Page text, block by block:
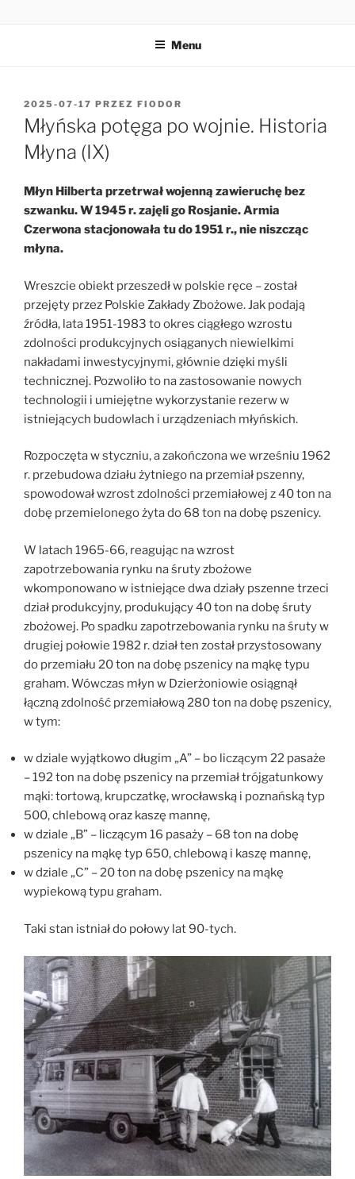
Menu
OPUBLIKOWANE
W
2025-07-17 PRZEZ FIODOR
Młyńska potęga po wojnie. Historia
Młyna (IX)
Młyn Hilberta przetrwał wojenną zawieruchę bez
szwanku. W 1945 r. zajęli go Rosjanie. Armia
Czerwona stacjonowała tu do 1951 r., nie niszcząc
młyna.
Wreszcie obiekt przeszedł w polskie ręce – został
przejęty przez Polskie Zakłady Zbożowe. Jak podają
źródła, lata 1951-1983 to okres ciągłego wzrostu
zdolności produkcyjnych osiąganych niewielkimi
nakładami inwestycyjnymi, głównie dzięki myśli
technicznej. Pozwoliło to na zastosowanie nowych
technologii i umiejętne wykorzystanie rezerw w
istniejących budowlach i urządzeniach młyńskich.
Rozpoczęta w styczniu, a zakończona we wrześniu 1962
r. przebudowa działu żytniego na przemiał pszenny,
spowodował wzrost zdolności przemiałowej z 40 ton na
dobę przemielonego żyta do 68 ton na dobę pszenicy.
W latach 1965-66, reagując na wzrost
zapotrzebowania rynku na śruty zbożowe
wkomponowano w istniejące dwa działy pszenne trzeci
dział produkcyjny, produkujący 40 ton na dobę śruty
zbożowej. Po spadku zapotrzebowania rynku na śruty w
drugiej połowie 1982 r. dział ten został przystosowany
do przemiału 20 ton na dobę pszenicy na mąkę typu
graham. Wówczas młyn w Dzierżoniowie osiągnął
łączną zdolność przemiałową 280 ton na dobę pszenicy,
w tym:
w dziale wyjątkowo długim „A” – bo liczącym 22 pasaże
– 192 ton na dobę pszenicy na przemiał trójgatunkowy
mąki: tortową, krupczatkę, wrocławską i poznańską typ
500, chlebową oraz kaszę mannę,
w dziale „B” – liczącym 16 pasaży – 68 ton na dobę
pszenicy na mąkę typ 650, chlebową i kaszę mannę,
w dziale „C” – 20 ton na dobę pszenicy na mąkę
wypiekową typu graham.
Taki stan istniał do połowy lat 90-tych.